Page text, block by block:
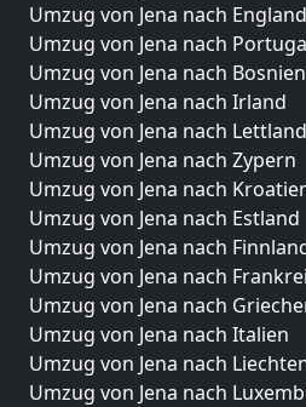
Umzug von Jena nach England
Umzug von Jena nach
Umzug von Jena nach
Umzug von Jena nach Irland
Umzug von Jena nach Lettland
Umzug von Jena nach Zypern
Umzug von Jena nach
Umzug von Jena nach Estland
Umzug von Jena nach
Umzug von Jena nach
Umzug von Jena nach
Umzug von Jena nach Italien
Umzug von Jena nach
Umzug von Jena nach